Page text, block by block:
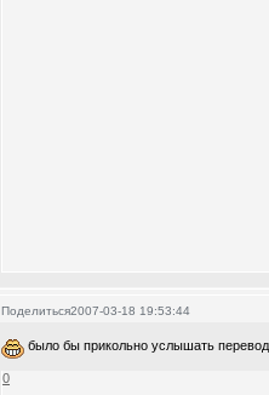
Поделиться2007-03-18 19:53:44
было бы прикольно услышать перевод
0